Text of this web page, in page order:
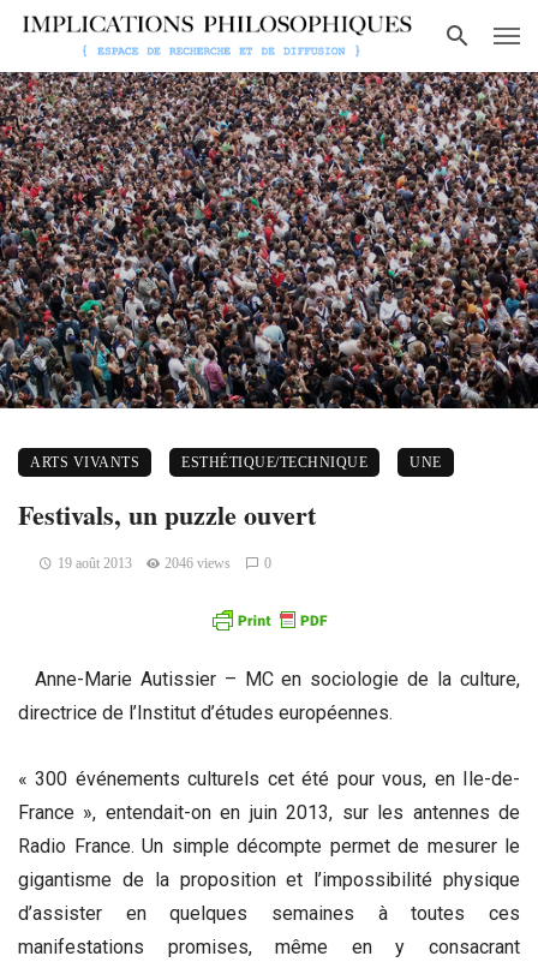
ARTS VIVANTS ESTHÉTIQUE/TECHNIQUE UNE
Festivals, un puzzle ouvert
19 août 2013 2046 views 0
Anne-Marie Autissier – MC en sociologie de la culture,
directrice de l’Institut d’études européennes.
« 300 événements culturels cet été pour vous, en Ile-de-
France », entendait-on en juin 2013, sur les antennes de
Radio France. Un simple décompte permet de mesurer le
gigantisme de la proposition et l’impossibilité physique
d’assister en quelques semaines à toutes ces
manifestations promises, même en y consacrant